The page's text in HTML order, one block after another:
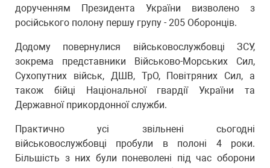
дорученням Президента України визволено з
російського полону першу групу - 205 Оборонців.
Додому повернулися військовослужбовці ЗСУ,
зокрема представники Військово-Морських Сил,
Сухопутних військ, ДШВ, ТрО, Повітряних Сил, а
також бійці Національної гвардії України та
Державної прикордонної служби.
Практично усі звільнені сьогодні
військовослужбовці пробули в полоні 4 роки.
Більшість з них були поневолені під час оборони